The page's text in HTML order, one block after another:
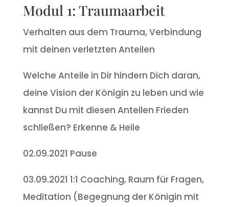
Modul 1: Traumaarbeit
Verhalten aus dem Trauma, Verbindung
mit deinen verletzten Anteilen
Welche Anteile in Dir hindern Dich daran,
deine Vision der Königin zu leben und wie
kannst Du mit diesen Anteilen Frieden
schließen? Erkenne & Heile
02.09.2021 Pause
03.09.2021 1:1 Coaching, Raum für Fragen,
Meditation (Begegnung der Königin mit